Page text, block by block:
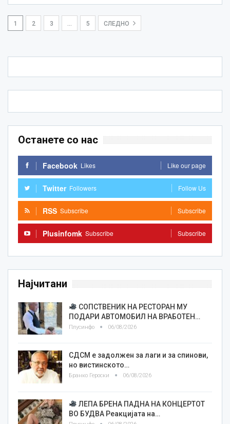
1 2 3 5 СЛЕДНО
Останете со нас
Facebook Likes Like our page
Twitter Followers Follow Us
RSS Subscribe Subscribe
Plusinfomk Subscribe Subscribe
Најчитани
СОПСТВЕНИК НА РЕСТОРАН МУ
ПОДАРИ АВТОМОБИЛ НА ВРАБОТЕН…
Плусинфо 06/08/2026
СДСМ е задолжен за лаги и за спинови,
но вистинското…
Бранко Героски 06/08/2026
ЛЕПА БРЕНА ПАДНА НА КОНЦЕРТОТ
ВО БУДВА Реакцијата на…